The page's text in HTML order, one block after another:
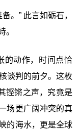
。” 此言如砺石，
。
的动作，时间点恰
谈判的前夕。这枚
铿锵之声，究竟是
场更广阔冲突的真
的海水，更是全球